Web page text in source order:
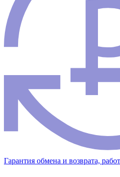
Гарантия обмена и возврата,